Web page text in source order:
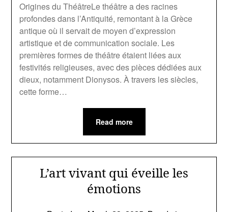
Origines du ThéâtreLe théâtre a des racines
profondes dans l’Antiquité, remontant à la Grèce
antique où il servait de moyen d’expression
artistique et de communication sociale. Les
premières formes de théâtre étaient liées aux
festivités religieuses, avec des pièces dédiées aux
dieux, notamment Dionysos. À travers les siècles,
cette forme…
Read more
L’art vivant qui éveille les
émotions